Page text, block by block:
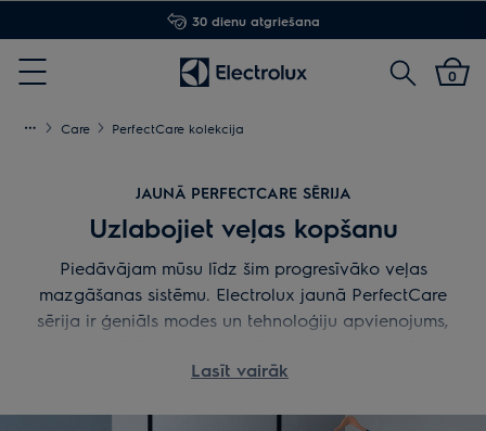
30 dienu atgriešana
Menu
Meklēt 0
Care PerfectCare kolekcija
JAUNĀ PERFECTCARE SĒRIJA
Uzlabojiet veļas kopšanu
Piedāvājam mūsu līdz šim progresīvāko veļas
mazgāšanas sistēmu. Electrolux jaunā PerfectCare
sērija ir ģeniāls modes un tehnoloģiju apvienojums,
veļas mazgāšanai un žāvēšanai.
Lasīt vairāk